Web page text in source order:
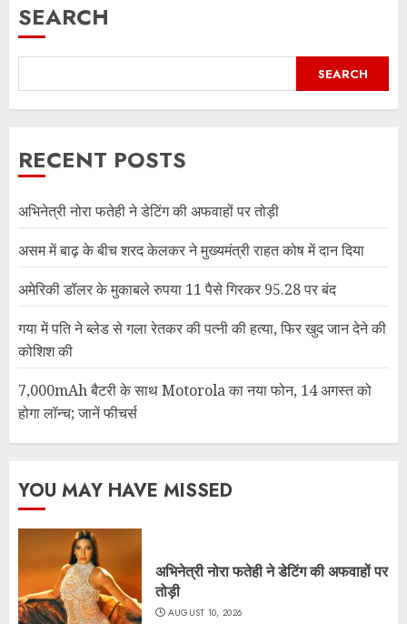
SEARCH
SEARCH
RECENT POSTS
अभिनेत्री नोरा फतेही ने डेटिंग की अफवाहों पर तोड़ी
असम में बाढ़ के बीच शरद केलकर ने मुख्यमंत्री राहत कोष में दान दिया
अमेरिकी डॉलर के मुकाबले रुपया 11 पैसे गिरकर 95.28 पर बंद
गया में पति ने ब्लेड से गला रेतकर की पत्नी की हत्या, फिर खुद जान देने की
कोशिश की
7,000mAh बैटरी के साथ Motorola का नया फोन, 14 अगस्त को
होगा लॉन्च; जानें फीचर्स
YOU MAY HAVE MISSED
अभिनेत्री नोरा फतेही ने डेटिंग की अफवाहों पर
तोड़ी
AUGUST 10, 2026